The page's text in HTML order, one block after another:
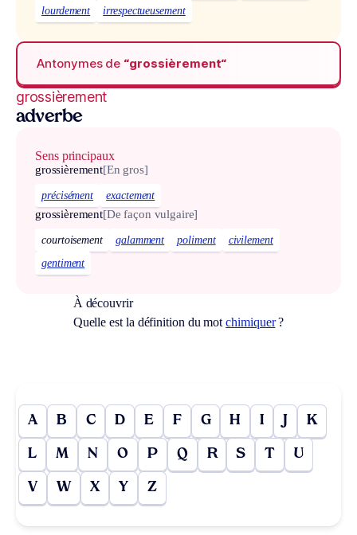
lourdement
irrespectueusement
Antonymes de “grossièrement“
grossièrement
adverbe
Sens principaux
grossièrement[En gros]
précisément exactement
grossièrement[De façon vulgaire]
courtoisement galamment poliment
civilement
gentiment
À découvrir
Quelle est la définition du motchimiquer?
A B C D E F G H I J K
L M N O P Q R S T U
V W X Y Z